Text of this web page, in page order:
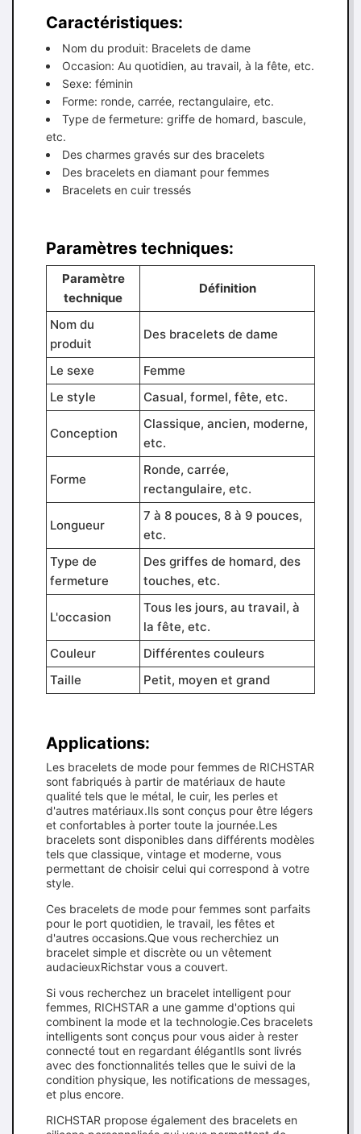
Caractéristiques:
Nom du produit: Bracelets de dame
Occasion: Au quotidien, au travail, à la fête, etc.
Sexe: féminin
Forme: ronde, carrée, rectangulaire, etc.
Type de fermeture: griffe de homard, bascule,
etc.
Des charmes gravés sur des bracelets
Des bracelets en diamant pour femmes
Bracelets en cuir tressés
Paramètres techniques:
Paramètre
technique
Définition
Nom du
produit
Des bracelets de dame
Le sexe
Femme
Le style
Casual, formel, fête, etc.
Conception
Classique, ancien, moderne,
etc.
Forme
Ronde, carrée,
rectangulaire, etc.
Longueur
7 à 8 pouces, 8 à 9 pouces,
etc.
Type de
fermeture
Des griffes de homard, des
touches, etc.
L'occasion
Tous les jours, au travail, à
la fête, etc.
Couleur
Différentes couleurs
Taille
Petit, moyen et grand
Applications:
Les bracelets de mode pour femmes de RICHSTAR
sont fabriqués à partir de matériaux de haute
qualité tels que le métal, le cuir, les perles et
d'autres matériaux.Ils sont conçus pour être légers
et confortables à porter toute la journée.Les
bracelets sont disponibles dans différents modèles
tels que classique, vintage et moderne, vous
permettant de choisir celui qui correspond à votre
style.
Ces bracelets de mode pour femmes sont parfaits
pour le port quotidien, le travail, les fêtes et
d'autres occasions.Que vous recherchiez un
bracelet simple et discrète ou un vêtement
audacieuxRichstar vous a couvert.
Si vous recherchez un bracelet intelligent pour
femmes, RICHSTAR a une gamme d'options qui
combinent la mode et la technologie.Ces bracelets
intelligents sont conçus pour vous aider à rester
connecté tout en regardant élégantIls sont livrés
avec des fonctionnalités telles que le suivi de la
condition physique, les notifications de messages,
et plus encore.
RICHSTAR propose également des bracelets en